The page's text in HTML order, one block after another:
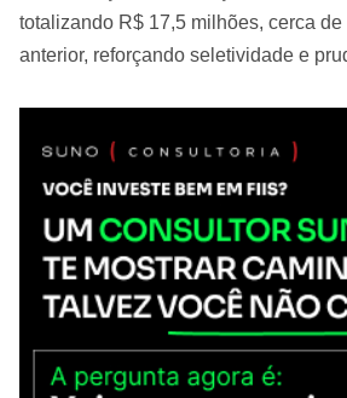
totalizando R$ 17,5 milhões, cerca
anterior, reforçando seletividade e